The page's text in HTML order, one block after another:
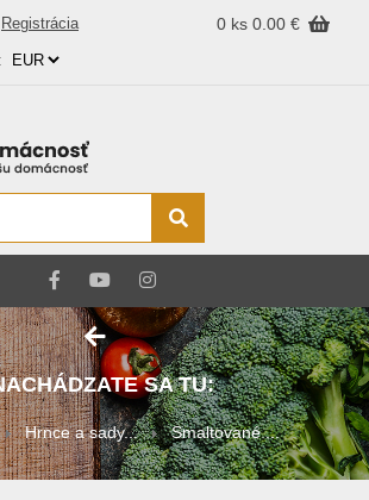
Registrácia 0 ks 0.00 €
SA TU:
Hrnce a sady... Smaltované ...